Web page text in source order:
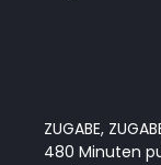
ZUGABE,
480 Minuten